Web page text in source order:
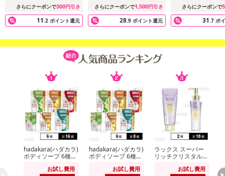
了により、商品詳細内に記載の原産国・原材料の表記が旧表記の場
合がございます。
※送料はお試し費用に含まれております。
※d払い、PayPay、au PAY、au PAY（auかんたん決済）、ソフトバ
ンクまとめて支払い、楽天ペイ、メルペイ、AEON Pay、Amazon
Payでお支払いの場合、決済のため外部サイトへ遷移します。
※予約商品は決済手段ごとに定められた決済期限日にお支払いを完
了することがございます。ご了承いただいたうえでお申し込みくだ
さい。
さらにクーポンで300円引き
11.2 ポイント還元
さらにクーポンで1,500円引き
28.9 ポイント還元
さらにクーポンで
31.7 ポ
hadakara(ハダカラ)
ボディソープ 6種セ
お試し費用
hadakara(ハダカラ)
ボディソープ 6種セ
お試し費用
ラックス スーパー
リッチクリスタル
ア ヘアパック 180g
お試し費用